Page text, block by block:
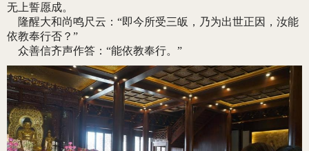
无上誓愿成。
隆醒大和尚鸣尺云：“即今所受三皈，乃为出世正因，汝能
依教奉行否？”
众善信齐声作答：“能依教奉行。”